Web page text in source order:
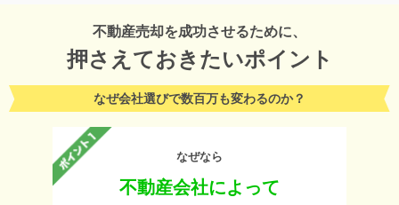
不動産売却を成功させるために、
押さえておきたいポイント
なぜ会社選びで数百万も変わるのか？
なぜなら
不動産会社によって